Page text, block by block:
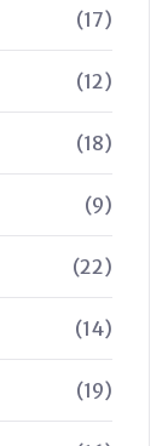
(17)
(12)
(18)
(9)
(22)
(14)
(19)